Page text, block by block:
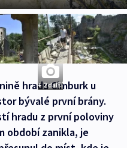
+ 2 další
hradu Cimburk u
bývalé první brány.
hradu z první poloviny
období zanikla, je